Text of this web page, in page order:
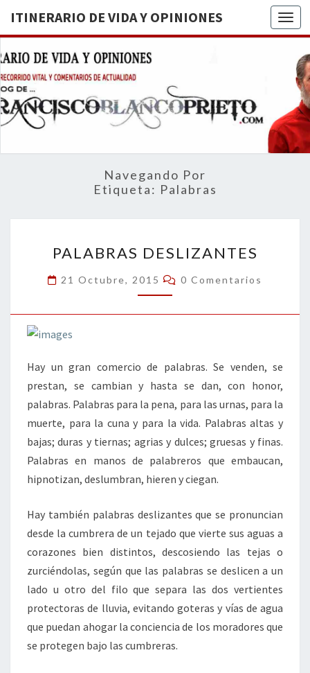
ITINERARIO DE VIDA Y OPINIONES
DE
BREVE
RECORRIDO
VITAL Y
ACTUALIDAD
Navegando Por
Etiqueta: Palabras
DESLIZANTES
PALABRAS DESLIZANTES
21 Octubre, 2015 Comentarios
0 Comentarios
Hay un gran comercio de palabras. Se venden, se
prestan, se cambian y hasta se dan, con honor,
palabras. Palabras para la pena, para las urnas, para la
muerte, para la cuna y para la vida. Palabras altas y
bajas; duras y tiernas; agrias y dulces; gruesas y finas.
Palabras en manos de palabreros que embaucan,
hipnotizan, deslumbran, hieren y ciegan.
Hay también palabras deslizantes que se pronuncian
desde la cumbrera de un tejado que vierte sus aguas a
corazones bien distintos, descosiendo las tejas o
zurciéndolas, según que las palabras se deslicen a un
lado u otro del filo que separa las dos vertientes
protectoras de lluvia, evitando goteras y vías de agua
que puedan ahogar la conciencia de los moradores que
se protegen bajo las cumbreras.